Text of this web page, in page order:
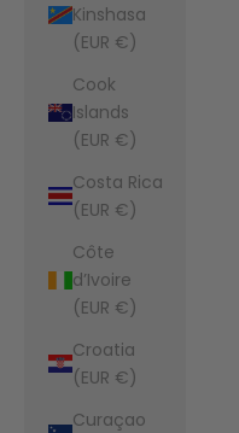
Kinshasa
(EUR €)
Cook
Islands
(EUR €)
Costa Rica
(EUR €)
Côte
d’Ivoire
(EUR €)
Croatia
(EUR €)
Curaçao